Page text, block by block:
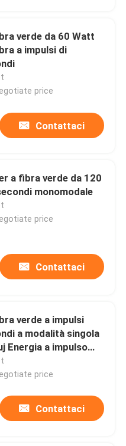
verde da 60 Watt
a impulsi di
price
Contattaci
a fibra verde da 120
monomodale
price
Contattaci
verde a impulsi
a modalità singola
Energia a impulso
price
Contattaci